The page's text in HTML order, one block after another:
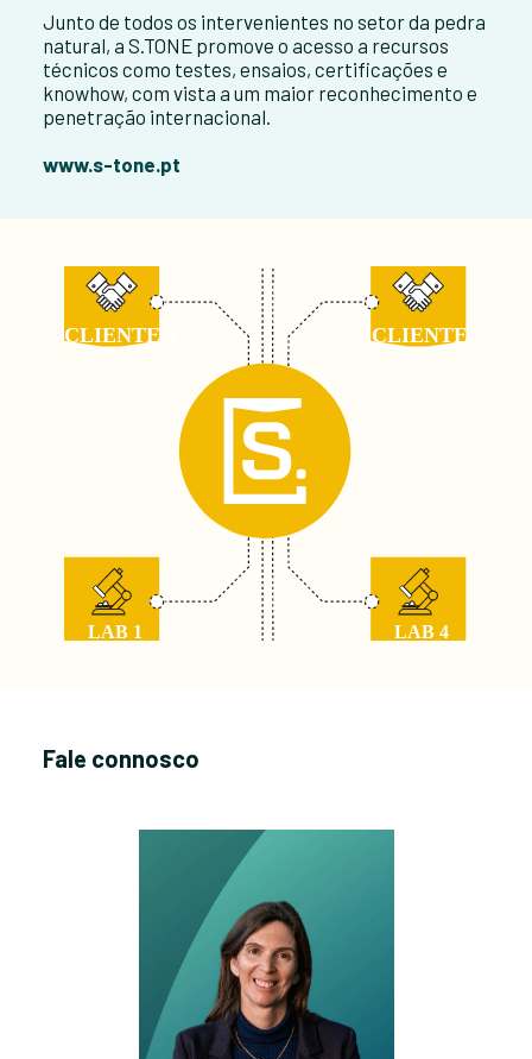
Junto de todos os intervenientes no setor da pedra
natural, a S.TONE promove o acesso a recursos
técnicos como testes, ensaios, certificações e
knowhow, com vista a um maior reconhecimento e
penetração internacional.
www.s-tone.pt
Fale connosco